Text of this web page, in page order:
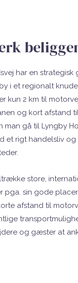
har en strategisk
i et regionalt
kun 2 km til
og kort afstand
man gå til Lyngby
et rigt handelsliv og
store,
pga. sin gode
afstand til
og gæster at